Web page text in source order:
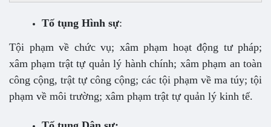
Tố tụng Hình sự:
Tội phạm về chức vụ; xâm phạm hoạt động tư pháp;
xâm phạm trật tự quản lý hành chính; xâm phạm an toàn
công cộng, trật tự công cộng; các tội phạm về ma túy; tội
phạm về môi trường; xâm phạm trật tự quản lý kinh tế.